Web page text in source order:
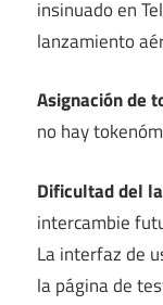
insinuado en
lanzamiento
Asignación de
no hay
Dificultad del
intercambie
La interfaz de
la página de